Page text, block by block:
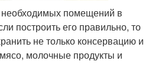
помещений в
построить его правильно, то
не только консервацию и
молочные продукты и